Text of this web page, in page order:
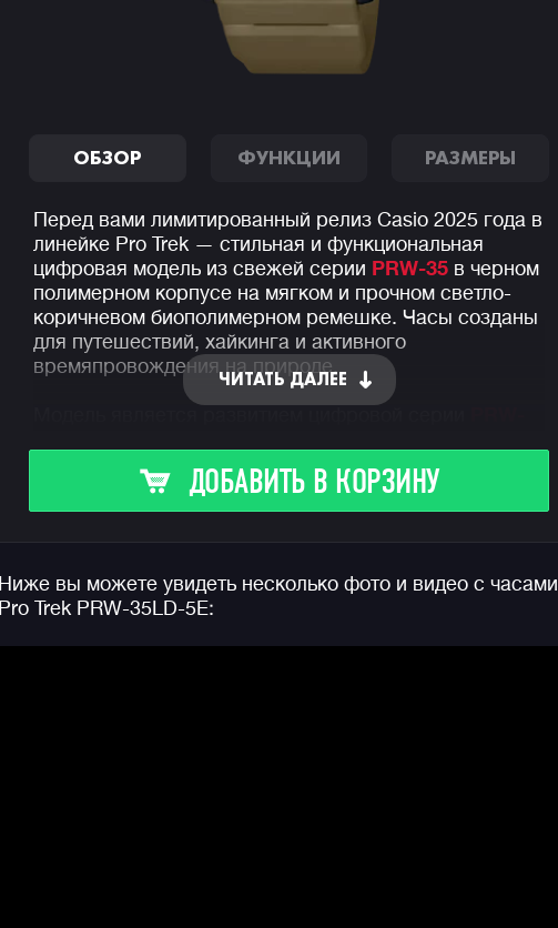
ОБЗОР ФУНКЦИИ РАЗМЕРЫ
Перед вами лимитированный релиз Casio 2025 года в
линейке Pro Trek — стильная и функциональная
цифровая модель из свежей серии PRW-35 в черном
полимерном корпусе на мягком и прочном светло-
коричневом биополимерном ремешке. Часы созданы
для путешествий, хайкинга и активного
времяпровождения на природе.
компактнее и легче своего предшественника на 20
благодаря этому, циферблат часов стильно и
необычно светится в темноте даже без включения
ЧИТАТЬ ДАЛЕЕ
ДОБАВИТЬ В КОРЗИНУ
Ниже вы можете увидеть несколько фото и видео с часами
Pro Trek PRW-35LD-5E: